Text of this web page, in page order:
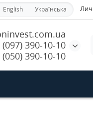
English Українська
(097) 390-10-10
(050) 390-10-10